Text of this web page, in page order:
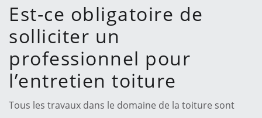
Est-ce obligatoire de
solliciter un
professionnel pour
l’entretien toiture
Tous les travaux dans le domaine de la toiture sont